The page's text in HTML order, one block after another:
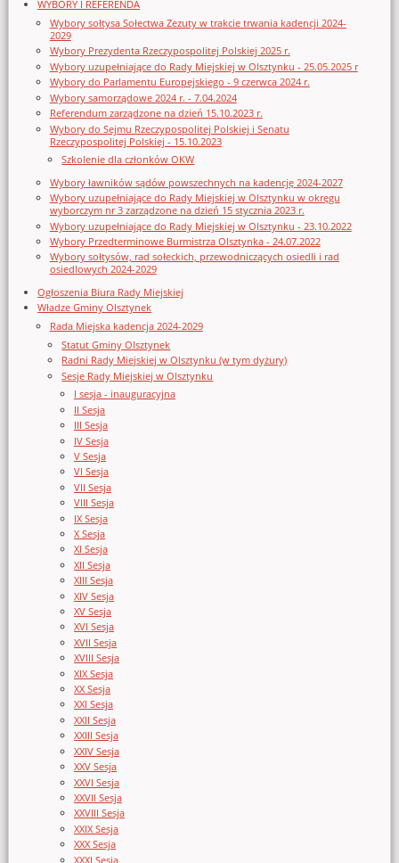
WYBORY I REFERENDA
Wybory sołtysa Sołectwa Zezuty w trakcie trwania kadencji 2024-
2029
Wybory Prezydenta Rzeczypospolitej Polskiej 2025 r.
Wybory uzupełniające do Rady Miejskiej w Olsztynku - 25.05.2025 r
Wybory do Parlamentu Europejskiego - 9 czerwca 2024 r.
Wybory samorządowe 2024 r. - 7.04.2024
Referendum zarządzone na dzień 15.10.2023 r.
Wybory do Sejmu Rzeczypospolitej Polskiej i Senatu
Rzeczypospolitej Polskiej - 15.10.2023
Szkolenie dla członków OKW
Wybory ławników sądów powszechnych na kadencję 2024-2027
Wybory uzupełniające do Rady Miejskiej w Olsztynku w okręgu
wyborczym nr 3 zarządzone na dzień 15 stycznia 2023 r.
Wybory uzupełniające do Rady Miejskiej w Olsztynku - 23.10.2022
Wybory Przedterminowe Burmistrza Olsztynka - 24.07.2022
Wybory sołtysów, rad sołeckich, przewodniczących osiedli i rad
osiedlowych 2024-2029
Ogłoszenia Biura Rady Miejskiej
Władze Gminy Olsztynek
Rada Miejska kadencja 2024-2029
Statut Gminy Olsztynek
Radni Rady Miejskiej w Olsztynku (w tym dyżury)
Sesje Rady Miejskiej w Olsztynku
I sesja - inauguracyjna
II Sesja
III Sesja
IV Sesja
V Sesja
VI Sesja
VII Sesja
VIII Sesja
IX Sesja
X Sesja
XI Sesja
XII Sesja
XIII Sesja
XIV Sesja
XV Sesja
XVI Sesja
XVII Sesja
XVIII Sesja
XIX Sesja
XX Sesja
XXI Sesja
XXII Sesja
XXIII Sesja
XXIV Sesja
XXV Sesja
XXVI Sesja
XXVII Sesja
XXVIII Sesja
XXIX Sesja
XXX Sesja
XXXI Sesja